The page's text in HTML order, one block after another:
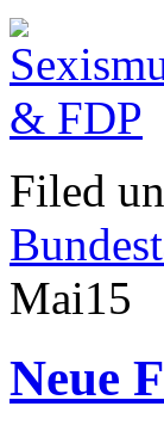
Filed
Mai15
Neue